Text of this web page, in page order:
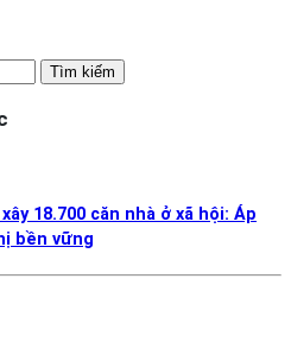
18.700 căn nhà ở xã hội: Áp
bền vững